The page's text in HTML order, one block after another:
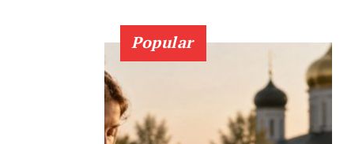
Popular